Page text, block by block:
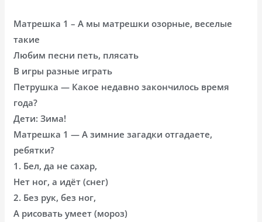
Матрешка 1 – А мы матрешки озорные, веселые
такие
Любим песни петь, плясать
В игры разные играть
Петрушка — Какое недавно закончилось время
года?
Дети: Зима!
Матрешка 1 — А зимние загадки отгадаете,
ребятки?
1. Бел, да не сахар,
Нет ног, а идёт (снег)
2. Без рук, без ног,
А рисовать умеет (мороз)